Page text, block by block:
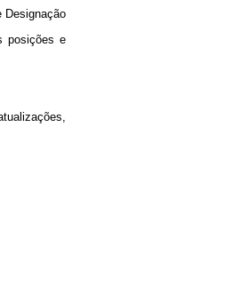
Designação
posições e